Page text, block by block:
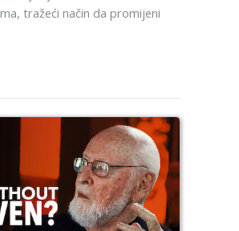
tražeći način da promijeni